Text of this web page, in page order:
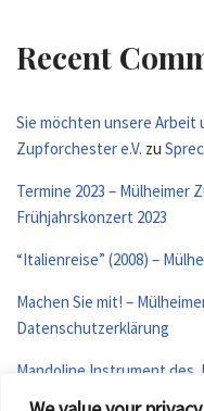
Recent
Sie möchten unsere
Zupforchester e.V. zu
Termine 2023 – Mülheimer
Frühjahrskonzert 2023
“Italienreise” (2008) –
Machen Sie mit! –
Datenschutzerklärung
Mandoline Instrument des
e.V.zu Termine 2023